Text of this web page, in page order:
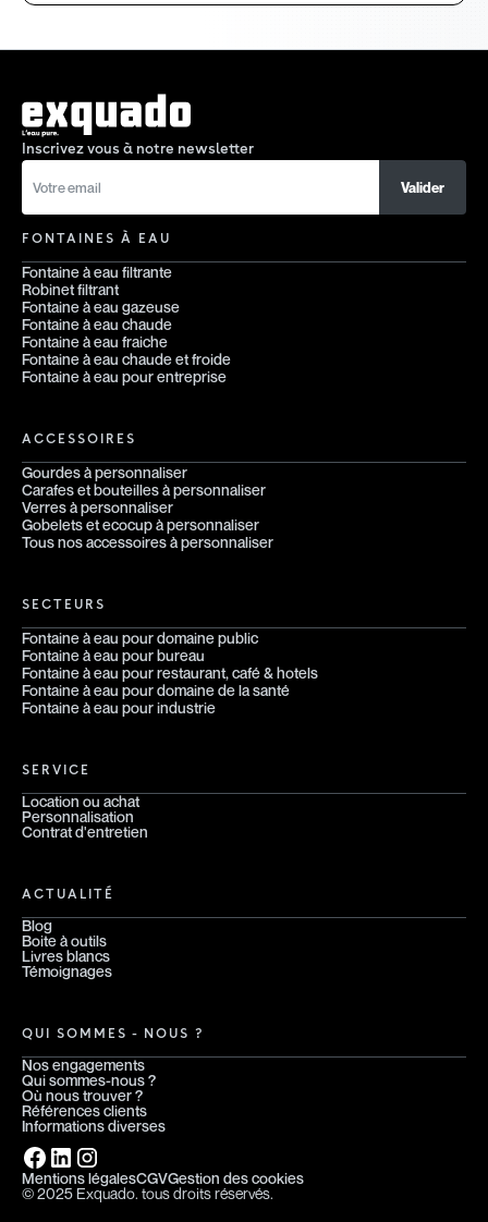
Inscrivez vous à notre newsletter
FONTAINES À EAU
Fontaine à eau filtrante
Robinet filtrant
Fontaine à eau gazeuse
Fontaine à eau chaude
Fontaine à eau fraiche
Fontaine à eau chaude et froide
Fontaine à eau pour entreprise
ACCESSOIRES
Gourdes à personnaliser
Carafes et bouteilles à personnaliser
Verres à personnaliser
Gobelets et ecocup à personnaliser
Tous nos accessoires à personnaliser
SECTEURS
Fontaine à eau pour domaine public
Fontaine à eau pour bureau
Fontaine à eau pour restaurant, café & hotels
Fontaine à eau pour domaine de la santé
Fontaine à eau pour industrie
SERVICE
Location ou achat
Personnalisation
Contrat d'entretien
ACTUALITÉ
Blog
Boite à outils
Livres blancs
Témoignages
QUI SOMMES - NOUS ?
Nos engagements
Qui sommes-nous ?
Où nous trouver ?
Références clients
Informations diverses
© 2025 Exquado. tous droits réservés.
Mentions légalesCGVGestion des cookies